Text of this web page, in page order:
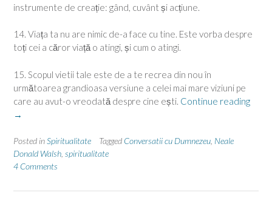
instrumente de creație: gând, cuvânt și acțiune.
14. Viața ta nu are nimic de-a face cu tine. Este vorba despre
toți cei a căror viață o atingi, și cum o atingi.
15. Scopul vietii tale este de a te recrea din nou în
următoarea grandioasa versiune a celei mai mare viziuni pe
care au avut-o vreodată despre cine ești. Continue reading
→
Posted inSpiritualitate Tagged Conversatii cu Dumnezeu Neale
Donald Walsh spiritualitate
4 Comments